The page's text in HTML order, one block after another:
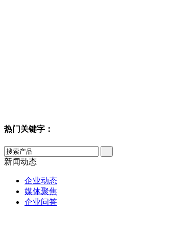
热门关键字：
新闻动态
企业动态
媒体聚焦
企业问答